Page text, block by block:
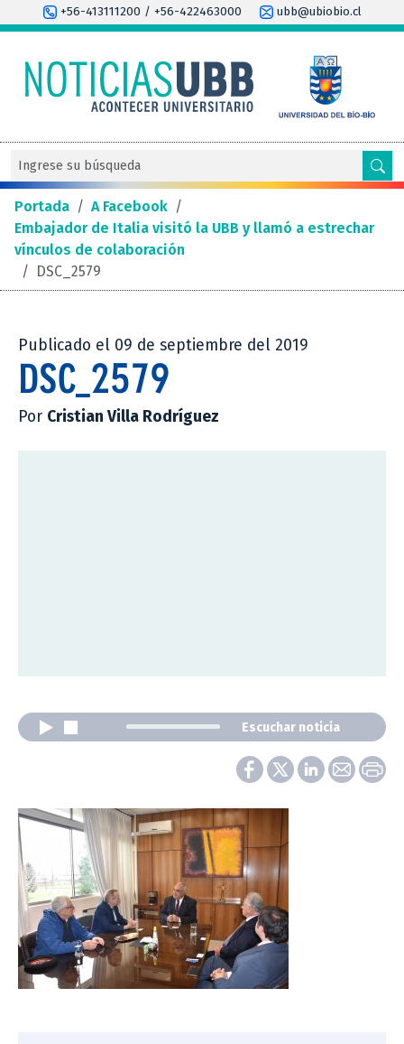
+56-413111200 / +56-422463000 ubb@ubiobio.cl
Portada / A Facebook /
Embajador de Italia visitó la UBB y llamó a estrechar
vínculos de colaboración
/ DSC_2579
Publicado el 09 de septiembre del 2019
DSC_2579
Por Cristian Villa Rodríguez
Escuchar noticia